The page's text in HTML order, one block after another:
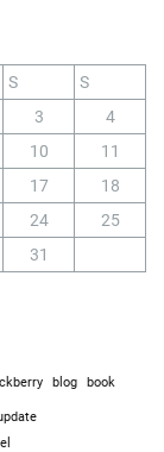
S
S
3
4
10
11
17
18
24
25
31
blog book